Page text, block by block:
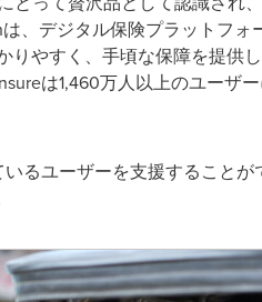
、デジタル保険プラットフォ
りやすく、手頃な保障を提供
は1,460万人以上のユーザ
るユーザーを支援すること